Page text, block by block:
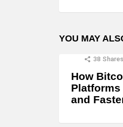
YOU MAY
38 Shares
How
Platforms
and